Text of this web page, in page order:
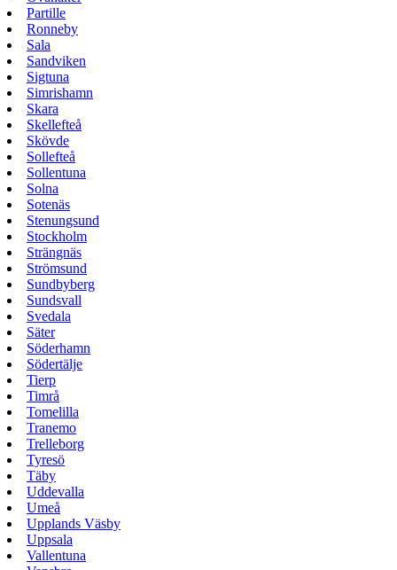
Partille
Ronneby
Sala
Sandviken
Sigtuna
Simrishamn
Skara
Skellefteå
Skövde
Sollefteå
Sollentuna
Solna
Sotenäs
Stenungsund
Stockholm
Strängnäs
Strömsund
Sundbyberg
Sundsvall
Svedala
Säter
Söderhamn
Södertälje
Tierp
Timrå
Tomelilla
Tranemo
Trelleborg
Tyresö
Täby
Uddevalla
Umeå
Upplands Väsby
Uppsala
Vallentuna